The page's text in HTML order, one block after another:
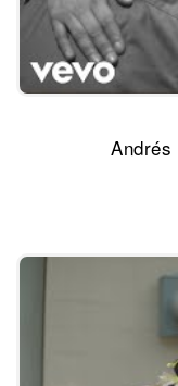
Andrés